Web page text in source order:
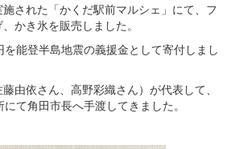
された「かくだ駅前マルシェ」にて、フ
かき氷を販売しました。
能登半島地震の義援金として寄付しまし
由依さん、高野彩織さん）が代表して、
て角田市長へ手渡してきました。